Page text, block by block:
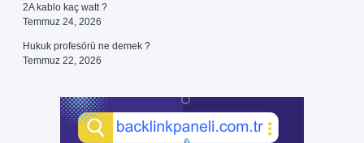
2A kablo kaç watt ?
Temmuz 24, 2026
Hukuk profesörü ne demek ?
Temmuz 22, 2026